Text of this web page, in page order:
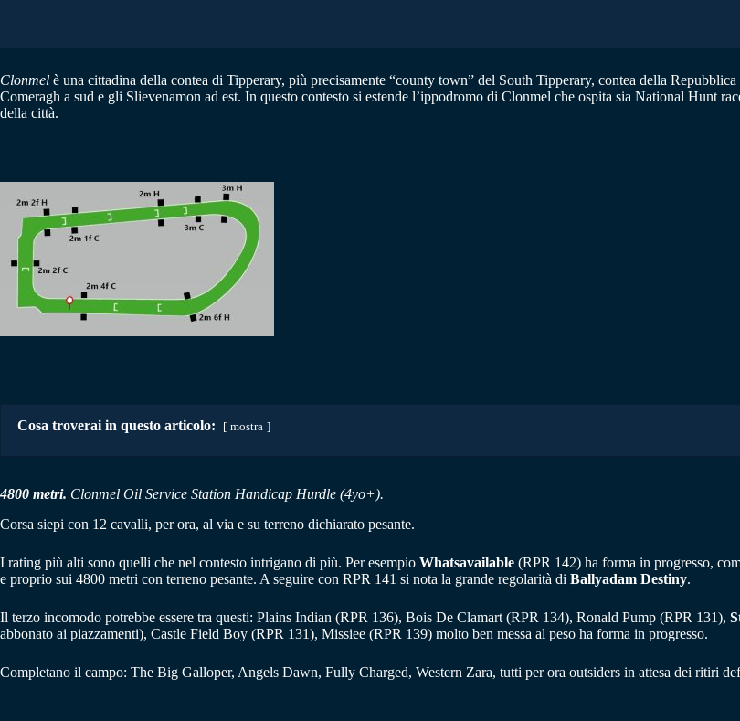
Clonmel è una cittadina della contea di Tipperary, più precisamente “county town” del South Tipperary, contea della
Comeragh a sud e gli Slievenamon ad est. In questo contesto si estende l’ippodromo di Clonmel che ospita sia National Hunt
della città.
Cosa troverai in questo articolo: mostra
4800 metri. Clonmel Oil Service Station Handicap Hurdle (4yo+).
Corsa siepi con 12 cavalli, per ora, al via e su terreno dichiarato pesante.
I rating più alti sono quelli che nel contesto intrigano di più. Per esempio Whatsavailable (RPR 142) ha forma in progresso,
e proprio sui 4800 metri con terreno pesante. A seguire con RPR 141 si nota la grande regolarità di Ballyadam Destiny.
Il terzo incomodo potrebbe essere tra questi: Plains Indian (RPR 136), Bois De Clamart (RPR 134), Ronald Pump (RPR 131),
abbonato ai piazzamenti), Castle Field Boy (RPR 131), Missiee (RPR 139) molto ben messa al peso ha forma in progresso.
Completano il campo: The Big Galloper, Angels Dawn, Fully Charged, Western Zara, tutti per ora outsiders in attesa dei ritiri